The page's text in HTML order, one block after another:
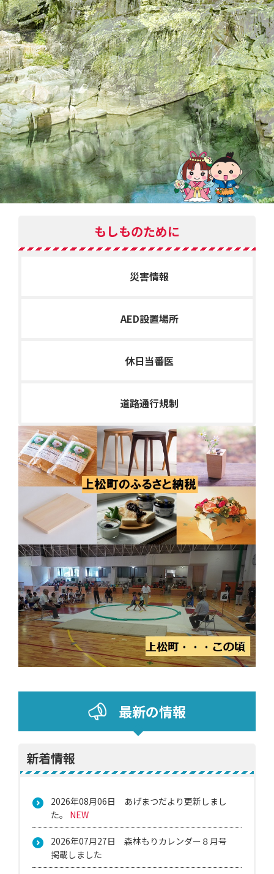
もしものために
災害情報
AED設置場所
休日当番医
道路通行規制
最新の情報
新着情報
2026年08月06日
あげまつだより更新しまし
た。
NEW
2026年07月27日
森林もりカレンダー８月号
掲載しました